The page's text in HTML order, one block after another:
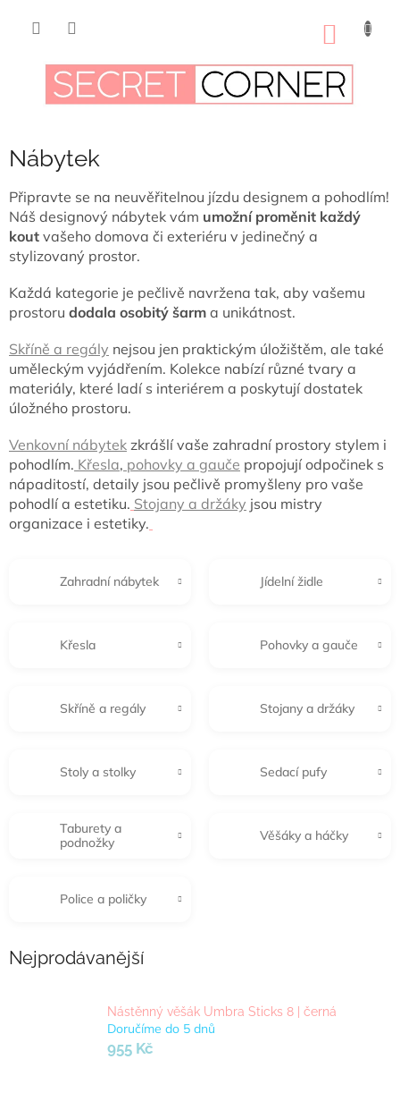
Nábytek
Připravte se na neuvěřitelnou jízdu designem a pohodlím!
Náš designový nábytek vám umožní proměnit každý
kout vašeho domova či exteriéru v jedinečný a
stylizovaný prostor.
Každá kategorie je pečlivě navržena tak, aby vašemu
prostoru dodala osobitý šarm a unikátnost.
Skříně a regály nejsou jen praktickým úložištěm, ale také
uměleckým vyjádřením. Kolekce nabízí různé tvary a
materiály, které ladí s interiérem a poskytují dostatek
úložného prostoru.
Venkovní nábytek zkrášlí vaše zahradní prostory stylem i
pohodlím. Křesla, pohovky a gauče propojují odpočinek s
nápaditostí, detaily jsou pečlivě promyšleny pro vaše
pohodlí a estetiku. Stojany a držáky jsou mistry
organizace i estetiky.
Zahradní nábytek Jídelní židle
Křesla Pohovky a gauče
Skříně a regály Stojany a držáky
Stoly a stolky Sedací pufy
Taburety a
podnožky
Věšáky a háčky
Police a poličky
Nejprodávanější
Nástěnný věšák Umbra Sticks 8 | černá
Doručíme do 5 dnů
955 Kč